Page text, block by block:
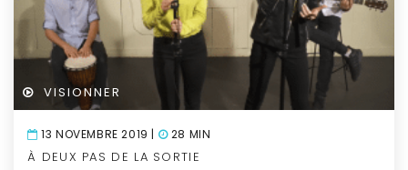
VISIONNER
13 NOVEMBRE 2019 | 28 MIN
À DEUX PAS DE LA SORTIE